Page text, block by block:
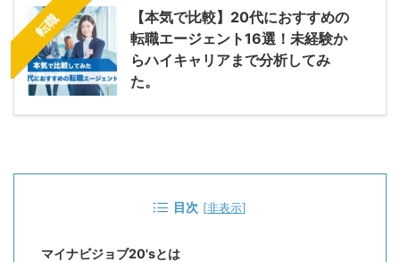
転職
【本気で比較】20代におすすめの
転職エージェント16選！未経験か
らハイキャリアまで分析してみ
た。
目次 [非表示]
マイナビジョブ20'sとは